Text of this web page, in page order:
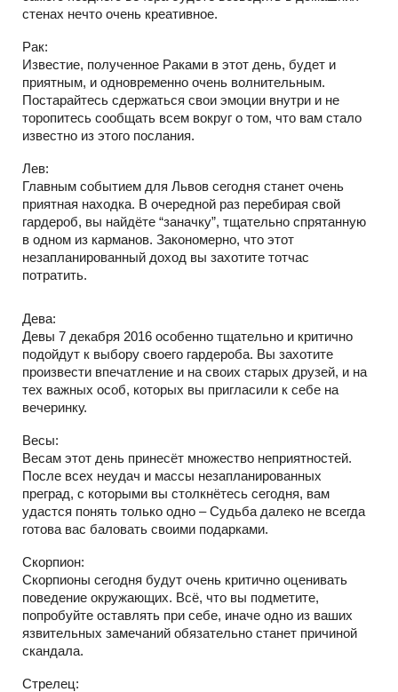
стенах нечто очень креативное.
Рак:
Известие, полученное Раками в этот день, будет и
приятным, и одновременно очень волнительным.
Постарайтесь сдержаться свои эмоции внутри и не
торопитесь сообщать всем вокруг о том, что вам стало
известно из этого послания.
Лев:
Главным событием для Львов сегодня станет очень
приятная находка. В очередной раз перебирая свой
гардероб, вы найдёте “заначку”, тщательно спрятанную
в одном из карманов. Закономерно, что этот
незапланированный доход вы захотите тотчас
потратить.
Дева:
Девы 7 декабря 2016 особенно тщательно и критично
подойдут к выбору своего гардероба. Вы захотите
произвести впечатление и на своих старых друзей, и на
тех важных особ, которых вы пригласили к себе на
вечеринку.
Весы:
Весам этот день принесёт множество неприятностей.
После всех неудач и массы незапланированных
преград, с которыми вы столкнётесь сегодня, вам
удастся понять только одно – Судьба далеко не всегда
готова вас баловать своими подарками.
Скорпион:
Скорпионы сегодня будут очень критично оценивать
поведение окружающих. Всё, что вы подметите,
попробуйте оставлять при себе, иначе одно из ваших
язвительных замечаний обязательно станет причиной
скандала.
Стрелец: